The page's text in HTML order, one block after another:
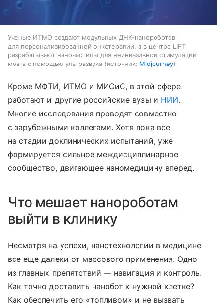
Ученые ИТМО создают модульных ДНК-нанороботов
для персонализированной онкотерапии, а в центре LIFT
разрабатывают наночастицы для неинвазивной стимуляции
мозга с помощью ультразвука
источник: Midjourney
Кроме МФТИ, ИТМО и МИСиС, в этой сфере
работают и другие российские вузы и НИИ.
Многие исследования проводят совместно
с зарубежными коллегами. Хотя пока все
на стадии доклинических испытаний, уже
формируется сильное междисциплинарное
сообщество, двигающее наномедицину вперед.
Что мешает нанороботам
выйти в клинику
Несмотря на успехи, нанотехнологии в медицине
все еще далеки от массового применения. Одно
из главных препятствий — навигация и контроль.
Как точно доставить нанобот к нужной клетке?
Как обеспечить его «топливом» и не вызвать